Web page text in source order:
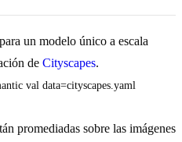
un modelo único a escala
de Cityscapes.
val data=cityscapes.yaml
promediadas sobre las imágenes